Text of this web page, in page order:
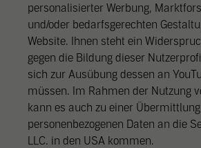
personalisierter Werbung,
und/oder bedarfsgerechten
Website. Ihnen steht ein
gegen die Bildung dieser
sich zur Ausübung dessen an
müssen. Im Rahmen der Nutzung
kann es auch zu einer
personenbezogenen Daten an die
LLC. in den USA kommen.